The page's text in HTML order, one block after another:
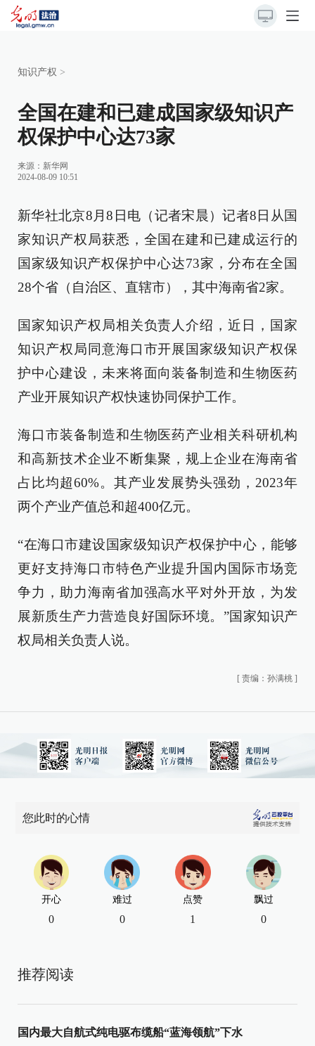
知识产权 >
全国在建和已建成国家级知识产
权保护中心达73家
来源： 新华网
2024-08-09 10:51
新华社北京8月8日电（记者宋晨）记者8日从国
家知识产权局获悉，全国在建和已建成运行的
国家级知识产权保护中心达73家，分布在全国
28个省（自治区、直辖市），其中海南省2家。
国家知识产权局相关负责人介绍，近日，国家
知识产权局同意海口市开展国家级知识产权保
护中心建设，未来将面向装备制造和生物医药
产业开展知识产权快速协同保护工作。
海口市装备制造和生物医药产业相关科研机构
和高新技术企业不断集聚，规上企业在海南省
占比均超60%。其产业发展势头强劲，2023年
两个产业产值总和超400亿元。
“在海口市建设国家级知识产权保护中心，能够
更好支持海口市特色产业提升国内国际市场竞
争力，助力海南省加强高水平对外开放，为发
展新质生产力营造良好国际环境。”国家知识产
权局相关负责人说。
[ 责编：孙满桃 ]
您此时的心情
开心
0
难过
0
点赞
1
飘过
0
推荐阅读
国内最大自航式纯电驱布缆船“蓝海领航”下水